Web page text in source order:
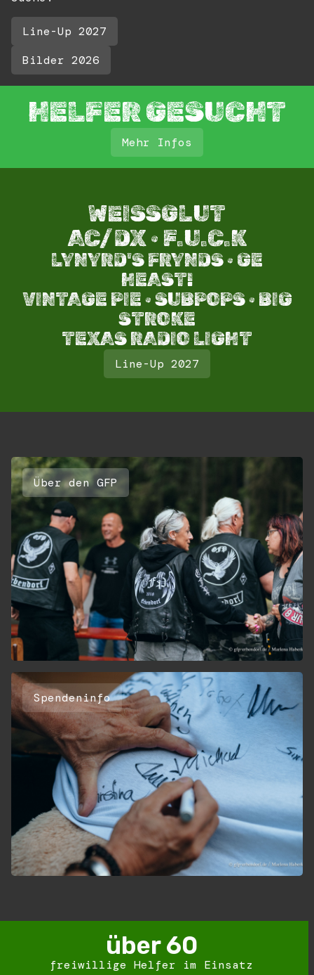
Line-Up 2027
Bilder 2026
HELFER GESUCHT
Mehr Infos
WEISSGLUT
AC/DX · F.U.C.K
LYNYRD'S FRYNDS · GE
HEAST!
VINTAGE PIE · SUBPOPS · BIG
STROKE​
TEXAS RADIO LIGHT​
Line-Up 2027
Über den GFP
Spendeninfo
freiwillige Helfer im Einsatz
über 60